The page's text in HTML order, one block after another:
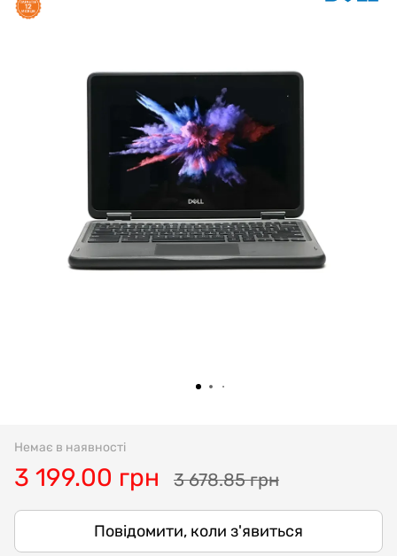
Немає в наявності
3 199.00 грн 3 678.85 грн
Повідомити, коли з'явиться